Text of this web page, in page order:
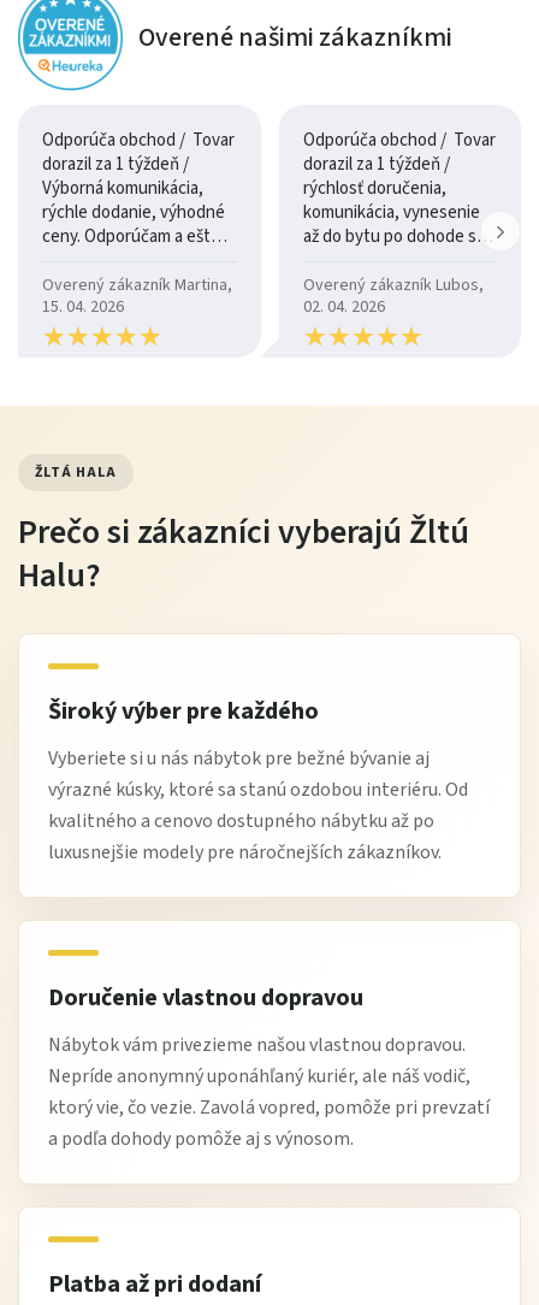
do rôznych štýlov interiéru.
Flexibilita: taburety a modulová skladba umožňujú
variabilné využitie priestoru.
Rozmery a odporúčania
Parameter Hodnota Odporúčanie
sedacej
súpravy
3+1+1 + 2
taburety
Vhodné pre väčšie obývacie
priestory a rodiny
pevná
(vrátane
taburetov)
spoločenské sedenie
Funkcia
Konštrukcia a komfort
Sedacia súprava ROYAL má
pevný rám a kvalitné
čalúnenie, ktoré zabezpečujú stabilitu a pohodlie pri
optimálnu oporu chrbta a príjemný relaxačný komfort.
pohodlne podložiť nohy alebo ich využiť ako doplnkové
miesto na sedenie pre hostí.
Poťahy a farby
Čalúnenie je odolné a príjemné na dotyk, dostupné v
rôznych farebných prevedeniach, ktoré sa ľahko
kombinujú s ostatným nábytkom a dekoráciami v
Overené našimi zákazníkmi
Odporúča obchod / Tovar
dorazil za 1 týždeň /
Výborná komunikácia,
rýchle dodanie, výhodné
ceny. Odporúčam a ešte
Overený zákazník Martina,
15. 04. 2026
★★★★★
★★★★★
Odporúča obchod / Tovar
dorazil za 1 týždeň /
rýchlosť doručenia,
komunikácia, vynesenie
až do bytu po dohode so
Overený zákazník Lubos,
02. 04. 2026
★★★★★
★★★★★
ŽLTÁ HALA
Prečo si zákazníci vyberajú Žltú
Halu?
Široký výber pre každého
Vyberiete si u nás nábytok pre bežné bývanie aj
výrazné kúsky, ktoré sa stanú ozdobou interiéru. Od
kvalitného a cenovo dostupného nábytku až po
luxusnejšie modely pre náročnejších zákazníkov.
Doručenie vlastnou dopravou
Nábytok vám privezieme našou vlastnou dopravou.
Nepríde anonymný uponáhľaný kuriér, ale náš vodič,
ktorý vie, čo vezie. Zavolá vopred, pomôže pri prevzatí
a podľa dohody pomôže aj s výnosom.
Platba až pri dodaní